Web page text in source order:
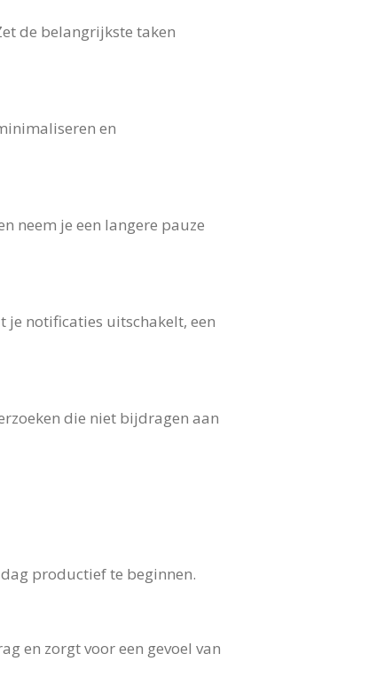
de belangrijkste taken
en
neem je een langere pauze
je notificaties uitschakelt, een
die niet bijdragen aan
productief te beginnen.
en zorgt voor een gevoel van